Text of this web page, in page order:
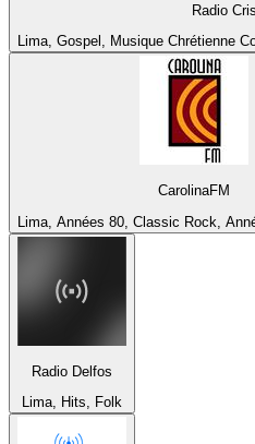
Radio
Lima, Gospel, Musique Chrétienne
CarolinaFM
Lima, Années 80, Classic Rock,
Radio Delfos
Lima, Hits, Folk